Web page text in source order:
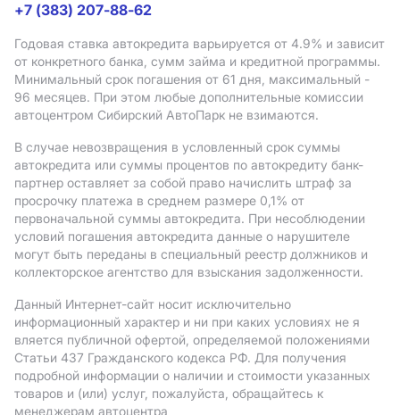
+7 (383) 207-88-62
Годовая ставка автокредита варьируется от 4.9% и зависит
от конкретного банка, сумм займа и кредитной программы.
Минимальный срок погашения от 61 дня, максимальный -
96 месяцев. При этом любые дополнительные комиссии
автоцентром Сибирский АвтоПарк не взимаются.
В случае невозвращения в условленный срок суммы
автокредита или суммы процентов по автокредиту банк-
партнер оставляет за собой право начислить штраф за
просрочку платежа в среднем размере 0,1% от
первоначальной суммы автокредита. При несоблюдении
условий погашения автокредита данные о нарушителе
могут быть переданы в специальный реестр должников и
коллекторское агентство для взыскания задолженности.
Данный Интернет-сайт носит исключительно
информационный характер и ни при каких условиях не я
вляется публичной офертой, определяемой положениями
Статьи 437 Гражданского кодекса РФ. Для получения
подробной информации о наличии и стоимости указанных
товаров и (или) услуг, пожалуйста, обращайтесь к
менеджерам автоцентра